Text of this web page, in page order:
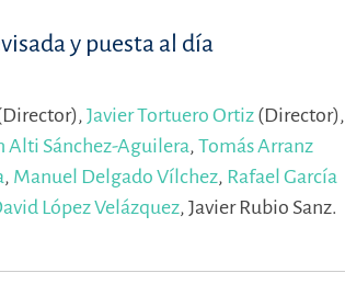
y puesta al día
Javier Tortuero Ortiz (Director),
Alti Sánchez-Aguilera, Tomás Arranz
, Manuel Delgado Vílchez, Rafael García
López Velázquez, Javier Rubio Sanz.